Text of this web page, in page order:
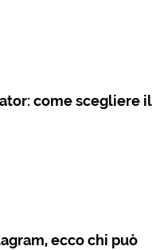
come scegliere il
ecco chi può